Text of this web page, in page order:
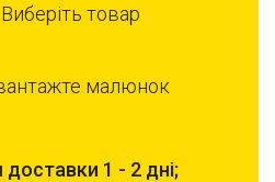
Виберіть товар
малюнок
доставки 1 - 2 дні;